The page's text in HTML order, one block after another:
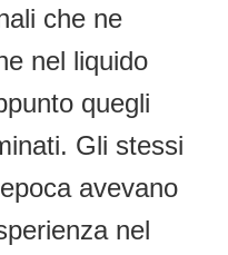
che ne
nel liquido
quegli
Gli stessi
avevano
nel